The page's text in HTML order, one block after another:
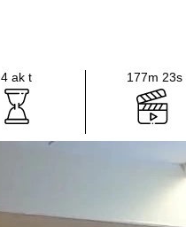
4 ak t 177m 23s